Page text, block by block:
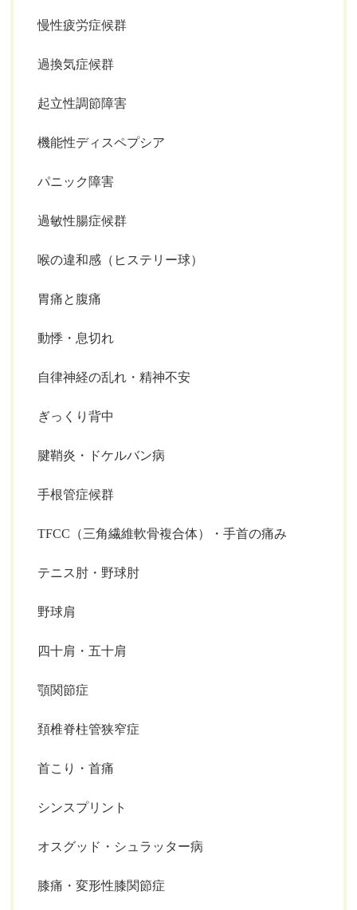
慢性疲労症候群
過換気症候群
起立性調節障害
機能性ディスペプシア
パニック障害
過敏性腸症候群
喉の違和感（ヒステリー球）
胃痛と腹痛
動悸・息切れ
自律神経の乱れ・精神不安
ぎっくり背中
腱鞘炎・ドケルバン病
手根管症候群
TFCC（三角繊維軟骨複合体）・手首の痛み
テニス肘・野球肘
野球肩
四十肩・五十肩
顎関節症
頚椎脊柱管狭窄症
首こり・首痛
シンスプリント
オスグッド・シュラッター病
膝痛・変形性膝関節症